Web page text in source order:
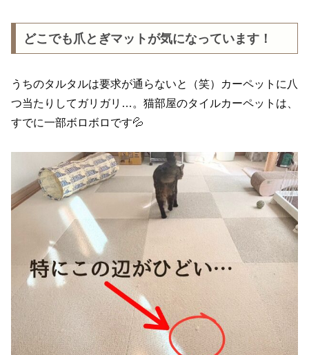
どこでも爪とぎマットが気になっています！
うちのタルタルは要求が通らないと（笑）カーペットに八
つ当たりしてガリガリ…。猫部屋のタイルカーペットは、
すでに一部ボロボロです💦